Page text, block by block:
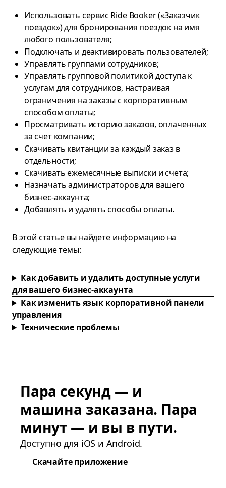
Использовать сервис Ride Booker («Заказчик
поездок») для бронирования поездок на имя
любого пользователя;
Подключать и деактивировать пользователей;
Управлять группами сотрудников;
Управлять групповой политикой доступа к
услугам для сотрудников, настраивая
ограничения на заказы с корпоративным
способом оплаты;
Просматривать историю заказов, оплаченных
за счет компании;
Скачивать квитанции за каждый заказ в
отдельности;
Скачивать ежемесячные выписки и счета;
Назначать администраторов для вашего
бизнес-аккаунта;
Добавлять и удалять способы оплаты.
В этой статье вы найдете информацию на
следующие темы:
Как добавить и удалить доступные услуги
для вашего бизнес-аккаунта
Как изменить язык корпоративной панели
управления
Технические проблемы
Пара секунд — и
машина заказана. Пара
минут — и вы в пути.
Доступно для iOS и Android.
Скачайте приложение